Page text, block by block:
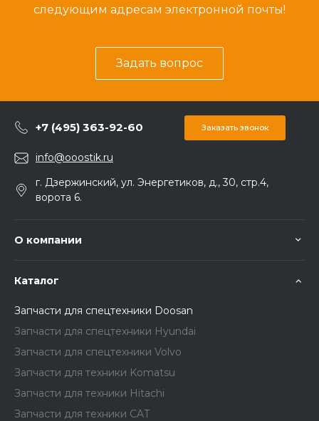
следующим адресам электронной почты!
Задать вопрос
+7 (495) 363-92-60 Заказать звонок
info@ooostik.ru
г. Дзержинский, ул. Энергетиков, д., 30, стр.4,
ворота 6.
О компании
Каталог
Запчасти для спецтехники Doosan
Запчасти для спецтехники Hyundai
Запчасти для спецтехники Volvo
Запчасти для техники Komatsu
Запчасти для техники Hitachi
Запчасти для техники CAT